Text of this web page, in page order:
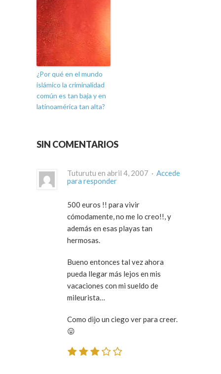
¿Por qué en el mundo
islámico la criminalidad
común es tan baja y en
latinoamérica tan alta?
SIN COMENTARIOS
Tuturutu en abril 4, 2007 · Accede
para responder
500 euros !! para vivir
cómodamente, no me lo creo!!, y
además en esas playas tan
hermosas.
Bueno entonces tal vez ahora
pueda llegar más lejos en mis
vacaciones con mi sueldo de
mileurista…
Como dijo un ciego ver para creer.
😛